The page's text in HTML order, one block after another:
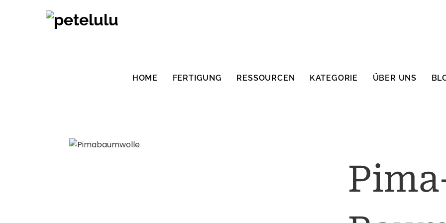
HOME FERTIGUNG RESSOURCEN KATEGORIE ÜBER UNS